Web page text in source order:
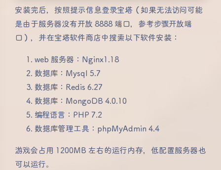
安装完后，按照提示信息登录宝塔（如果无法访问可能
是由于服务器没有开放 8888 端口，参考步骤开放端
口），并在宝塔软件商店中搜索以下软件安装：
web 服务器：Nginx1.18
数据库：Mysql 5.7
数据库：Redis 6.27
数据库：MongoDB 4.0.10
编程语言：PHP 7.2
数据库管理工具：phpMyAdmin 4.4
游戏会占用 1200MB 左右的运行内存，低配置服务器也
可以运行。